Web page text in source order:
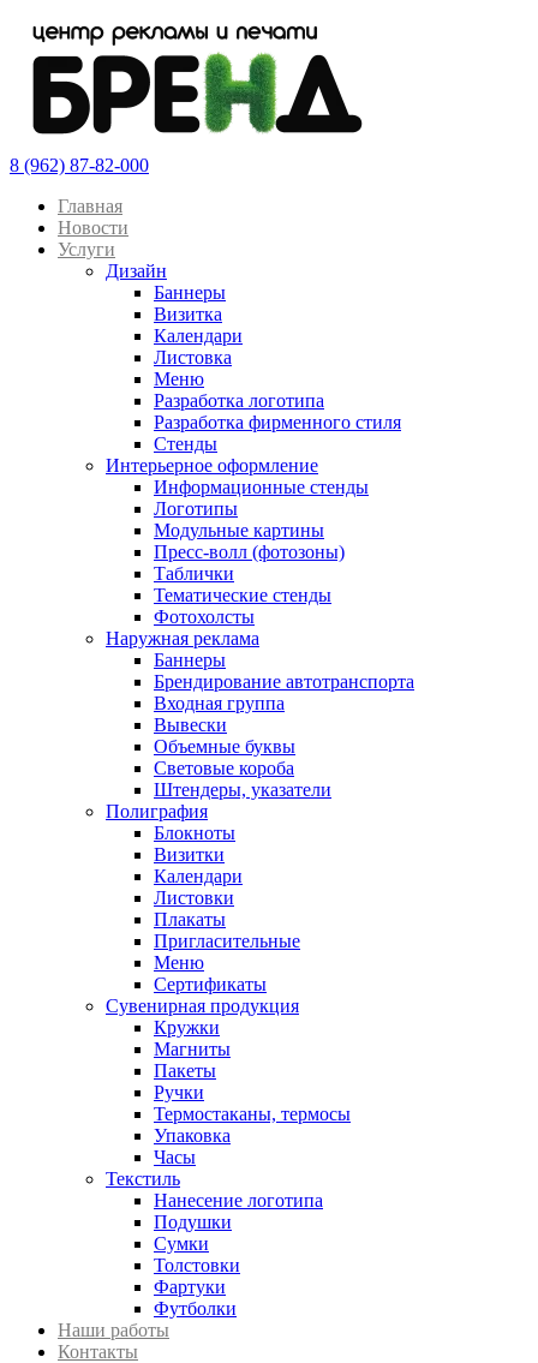
8 (962) 87-82-000
Главная
Новости
Услуги
Дизайн
Баннеры
Визитка
Календари
Листовка
Меню
Разработка логотипа
Разработка фирменного стиля
Стенды
Интерьерное оформление
Информационные стенды
Логотипы
Модульные картины
Пресс-волл (фотозоны)
Таблички
Тематические стенды
Фотохолсты
Наружная реклама
Баннеры
Брендирование автотранспорта
Входная группа
Вывески
Объемные буквы
Световые короба
Штендеры, указатели
Полиграфия
Блокноты
Визитки
Календари
Листовки
Плакаты
Пригласительные
Меню
Сертификаты
Сувенирная продукция
Кружки
Магниты
Пакеты
Ручки
Термостаканы, термосы
Упаковка
Часы
Текстиль
Нанесение логотипа
Подушки
Сумки
Толстовки
Фартуки
Футболки
Наши работы
Контакты